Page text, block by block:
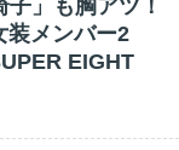
」も胸アツ！
装メンバー2
EIGHT